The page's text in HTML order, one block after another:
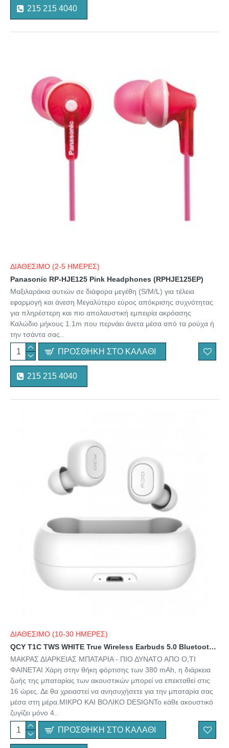
215 215 4040
ΔΙΑΘΕΣΙΜΟ (2-5 ΗΜΕΡΕΣ)
Panasonic RP-HJE125 Pink Headphones (RPHJE125EP)
Μαξιλαράκια αυτιών σε διάφορα μεγέθη (S/M/L) για τέλεια
εφαρμογή και άνεση Μεγαλύτερο εύρος απόκρισης συχνότητας
για πληρέστερη και πιο απολαυστική εμπειρία ακρόασης
Καλώδιο μήκους 1.1m που περνάει άνετα μέσα από τα ρούχα ή
την τσάντα σας..
ΠΡΟΣΘΉΚΗ ΣΤΟ ΚΑΛΆΘΙ
215 215 4040
ΔΙΑΘΕΣΙΜΟ (10-30 ΗΜΕΡΕΣ)
QCY T1C TWS WHITE True Wireless Earbuds 5.0 Bluetooth Headphones 80hrs
ΜΑΚΡΑΣ ΔΙΑΡΚΕΙΑΣ ΜΠΑΤΑΡΙΑ - ΠΙΟ ΔΥΝΑΤΟ ΑΠΟ Ο,ΤΙ
ΦΑΙΝΕΤΑΙ Χάρη στην θήκη φόρτισης των 380 mAh, η διάρκεια
ζωής της μπαταρίας των ακουστικών μπορεί να επεκταθεί στις
16 ώρες. Δε θα χρειαστεί να ανησυχήσετε για την μπαταρία σας
μέσα στη μέρα.ΜΙΚΡΟ ΚΑΙ ΒΟΛΙΚΟ DESIGNΤο κάθε ακουστικό
ζυγίζει μόνο 4..
ΠΡΟΣΘΉΚΗ ΣΤΟ ΚΑΛΆΘΙ